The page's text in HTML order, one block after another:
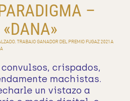
–
TRABAJO GANADOR DEL PREMIO FUGAZ 2021 A
crispados,
machistas.
un vistazo a